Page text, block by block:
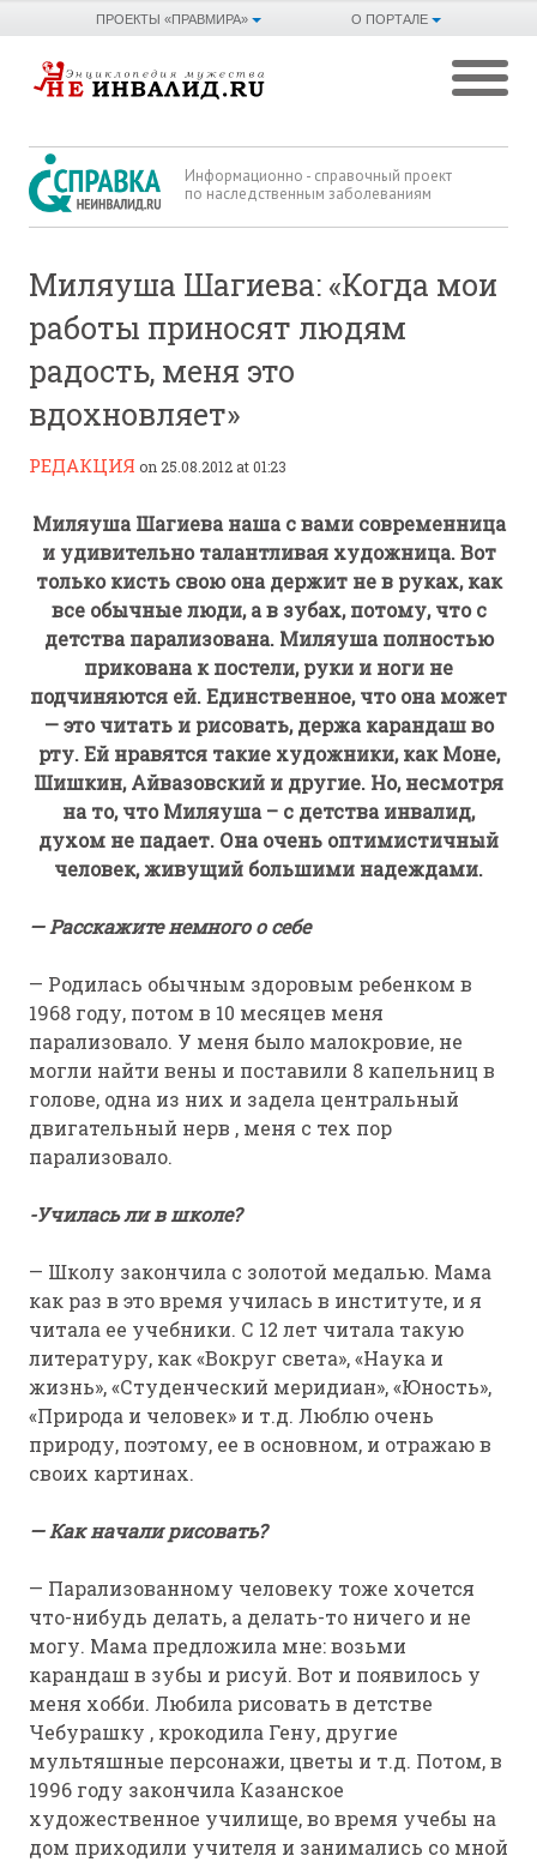
О ПОРТАЛЕ
ПРОЕКТЫ «ПРАВМИРА»
Информационно - справочный проект
по наследственным заболеваниям
Миляуша Шагиева: «Когда мои
работы приносят людям
радость, меня это
вдохновляет»
РЕДАКЦИЯ on 25.08.2012 at 01:23
Миляуша Шагиева наша с вами современница
и удивительно талантливая художница. Вот
только кисть свою она держит не в руках, как
все обычные люди, а в зубах, потому, что с
детства парализована. Миляуша полностью
прикована к постели, руки и ноги не
подчиняются ей. Единственное, что она может
— это читать и рисовать, держа карандаш во
рту. Ей нравятся такие художники, как Моне,
Шишкин, Айвазовский и другие. Но, несмотря
на то, что Миляуша – с детства инвалид,
духом не падает. Она очень оптимистичный
человек, живущий большими надеждами.
— Расскажите немного о себе
— Родилась обычным здоровым ребенком в
1968 году, потом в 10 месяцев меня
парализовало. У меня было малокровие, не
могли найти вены и поставили 8 капельниц в
голове, одна из них и задела центральный
двигательный нерв , меня с тех пор
парализовало.
-Училась ли в школе?
— Школу закончила с золотой медалью. Мама
как раз в это время училась в институте, и я
читала ее учебники. С 12 лет читала такую
литературу, как «Вокруг света», «Наука и
жизнь», «Студенческий меридиан», «Юность»,
«Природа и человек» и т.д. Люблю очень
природу, поэтому, ее в основном, и отражаю в
своих картинах.
— Как начали рисовать?
— Парализованному человеку тоже хочется
что-нибудь делать, а делать-то ничего и не
могу. Мама предложила мне: возьми
карандаш в зубы и рисуй. Вот и появилось у
меня хобби. Любила рисовать в детстве
Чебурашку , крокодила Гену, другие
мультяшные персонажи, цветы и т.д. Потом, в
1996 году закончила Казанское
художественное училище, во время учебы на
дом приходили учителя и занимались со мной